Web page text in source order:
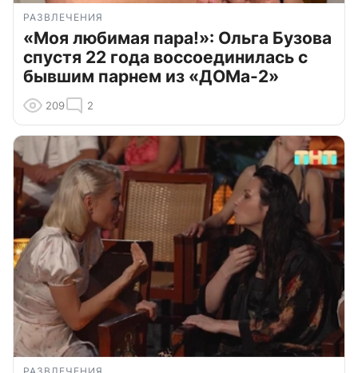
РАЗВЛЕЧЕНИЯ
«Моя любимая пара!»: Ольга Бузова
спустя 22 года воссоединилась с
бывшим парнем из «ДОМа-2»
209 2